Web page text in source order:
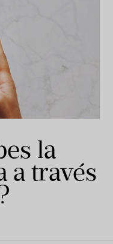
la
a través